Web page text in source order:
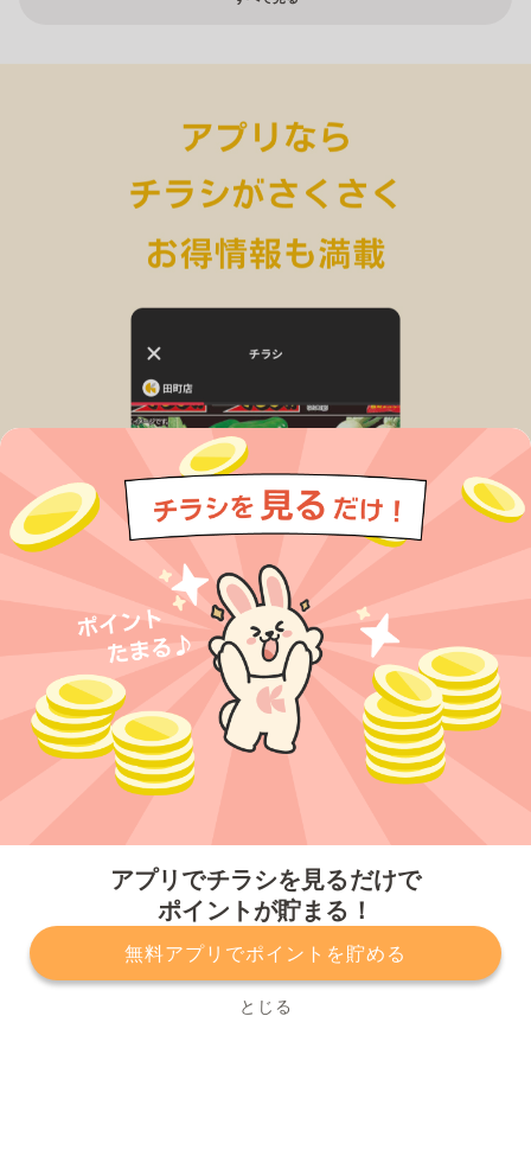
アプリでチラシを見るだけで
ポイントが貯まる！
無料アプリでポイントを貯める
とじる
プライバシーポリシー 利用規約
運営会社
サービスに関してのお問い合わせ